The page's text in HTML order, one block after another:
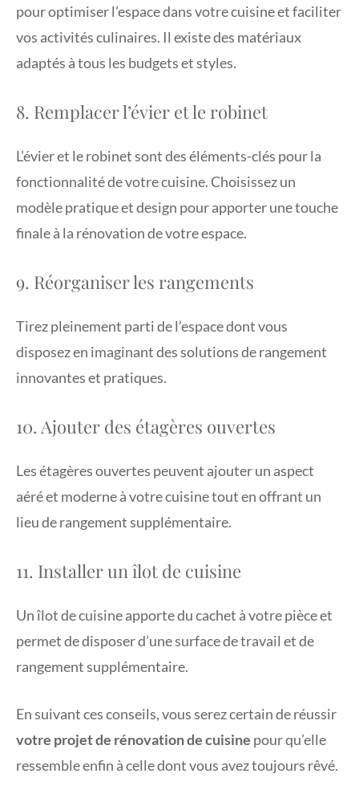
pour optimiser l’espace dans votre cuisine et faciliter
vos activités culinaires. Il existe des matériaux
adaptés à tous les budgets et styles.
8. Remplacer l’évier et le robinet
L’évier et le robinet sont des éléments-clés pour la
fonctionnalité de votre cuisine. Choisissez un
modèle pratique et design pour apporter une touche
finale à la rénovation de votre espace.
9. Réorganiser les rangements
Tirez pleinement parti de l’espace dont vous
disposez en imaginant des solutions de rangement
innovantes et pratiques.
10. Ajouter des étagères ouvertes
Les étagères ouvertes peuvent ajouter un aspect
aéré et moderne à votre cuisine tout en offrant un
lieu de rangement supplémentaire.
11. Installer un îlot de cuisine
Un îlot de cuisine apporte du cachet à votre pièce et
permet de disposer d’une surface de travail et de
rangement supplémentaire.
En suivant ces conseils, vous serez certain de réussir
votre projet de rénovation de cuisine pour qu’elle
ressemble enfin à celle dont vous avez toujours rêvé.